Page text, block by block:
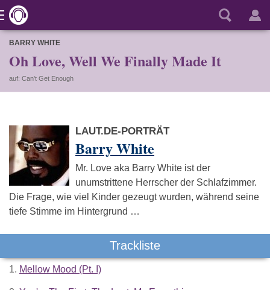
BARRY WHITE
Oh Love, Well We Finally Made It
auf: Can't Get Enough
LAUT.DE-PORTRÄT
Barry White
Mr. Love aka Barry White ist der
unumstrittene Herrscher der Schlafzimmer.
Die Frage, wie viel Kinder gezeugt wurden, während seine
tiefe Stimme im Hintergrund …
Trackliste
1. Mellow Mood (Pt. I)